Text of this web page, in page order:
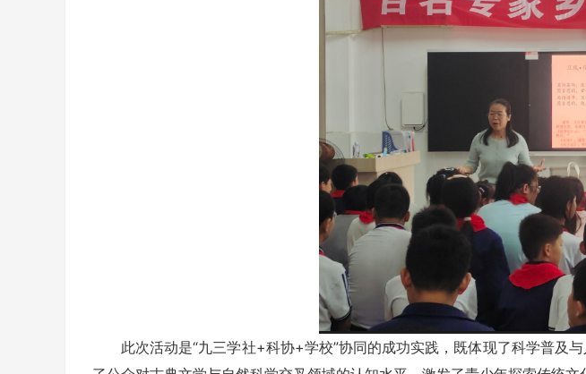
此次活动是“九三学社+科协+学校”协同的成功实践，既体现了科学普及